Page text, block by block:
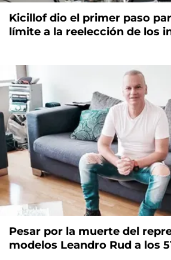
Kicillof dio el primer paso
límite a la reelección de los
Pesar por la muerte del
modelos Leandro Rud a los